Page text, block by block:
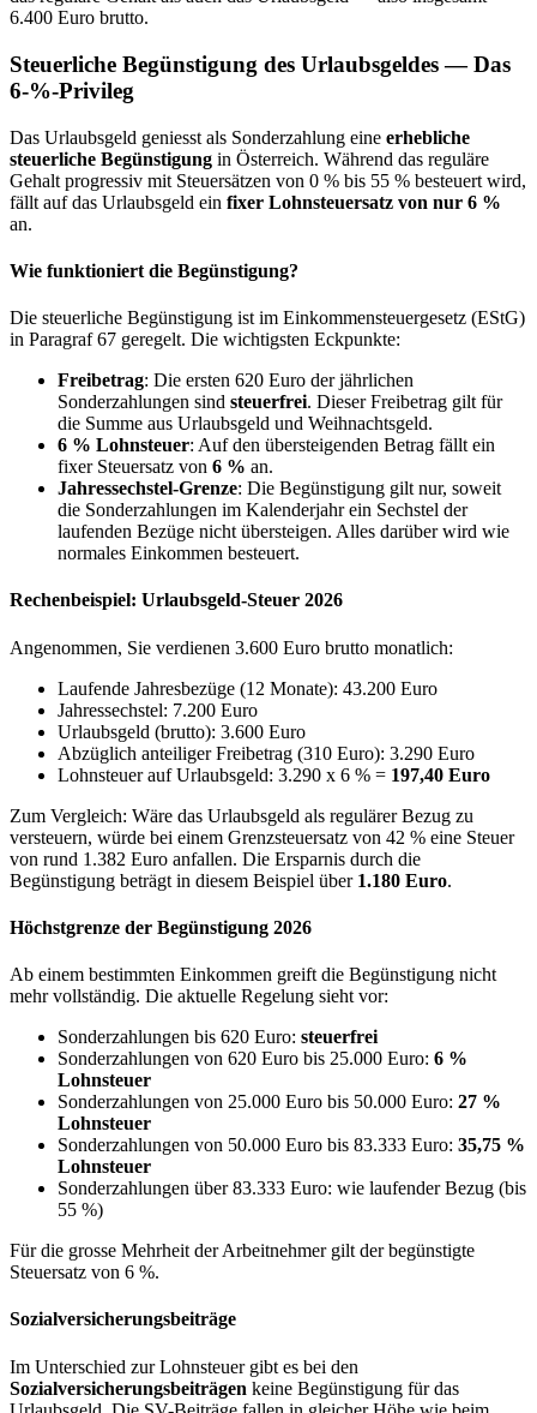
6.400 Euro brutto.
Steuerliche Begünstigung des Urlaubsgeldes — Das
6-%-Privileg
Das Urlaubsgeld geniesst als Sonderzahlung eine erhebliche
steuerliche Begünstigung in Österreich. Während das reguläre
Gehalt progressiv mit Steuersätzen von 0 % bis 55 % besteuert wird,
fällt auf das Urlaubsgeld ein fixer Lohnsteuersatz von nur 6 %
an.
Wie funktioniert die Begünstigung?
Die steuerliche Begünstigung ist im Einkommensteuergesetz (EStG)
in Paragraf 67 geregelt. Die wichtigsten Eckpunkte:
Freibetrag: Die ersten 620 Euro der jährlichen
Sonderzahlungen sind steuerfrei. Dieser Freibetrag gilt für
die Summe aus Urlaubsgeld und Weihnachtsgeld.
6 % Lohnsteuer: Auf den übersteigenden Betrag fällt ein
fixer Steuersatz von 6 % an.
Jahressechstel-Grenze: Die Begünstigung gilt nur, soweit
die Sonderzahlungen im Kalenderjahr ein Sechstel der
laufenden Bezüge nicht übersteigen. Alles darüber wird wie
normales Einkommen besteuert.
Rechenbeispiel: Urlaubsgeld-Steuer 2026
Angenommen, Sie verdienen 3.600 Euro brutto monatlich:
Laufende Jahresbezüge (12 Monate): 43.200 Euro
Jahressechstel: 7.200 Euro
Urlaubsgeld (brutto): 3.600 Euro
Abzüglich anteiliger Freibetrag (310 Euro): 3.290 Euro
Lohnsteuer auf Urlaubsgeld: 3.290 x 6 % = 197,40 Euro
Zum Vergleich: Wäre das Urlaubsgeld als regulärer Bezug zu
versteuern, würde bei einem Grenzsteuersatz von 42 % eine Steuer
von rund 1.382 Euro anfallen. Die Ersparnis durch die
Begünstigung beträgt in diesem Beispiel über 1.180 Euro.
Höchstgrenze der Begünstigung 2026
Ab einem bestimmten Einkommen greift die Begünstigung nicht
mehr vollständig. Die aktuelle Regelung sieht vor:
Sonderzahlungen bis 620 Euro: steuerfrei
Sonderzahlungen von 620 Euro bis 25.000 Euro: 6 %
Lohnsteuer
Sonderzahlungen von 25.000 Euro bis 50.000 Euro: 27 %
Lohnsteuer
Sonderzahlungen von 50.000 Euro bis 83.333 Euro: 35,75 %
Lohnsteuer
Sonderzahlungen über 83.333 Euro: wie laufender Bezug (bis
55 %)
Für die grosse Mehrheit der Arbeitnehmer gilt der begünstigte
Steuersatz von 6 %.
Sozialversicherungsbeiträge
Im Unterschied zur Lohnsteuer gibt es bei den
Sozialversicherungsbeiträgen keine Begünstigung für das